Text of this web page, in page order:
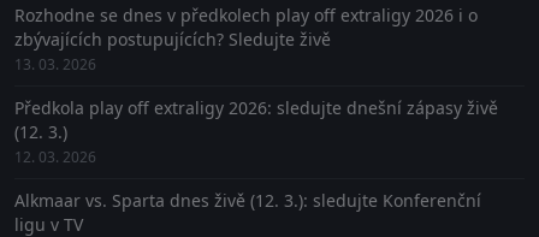
Rozhodne se dnes v předkolech play off extraligy 2026 i o
zbývajících postupujících? Sledujte živě
13. 03. 2026
Předkola play off extraligy 2026: sledujte dnešní zápasy živě
(12. 3.)
12. 03. 2026
Alkmaar vs. Sparta dnes živě (12. 3.): sledujte Konferenční
ligu v TV